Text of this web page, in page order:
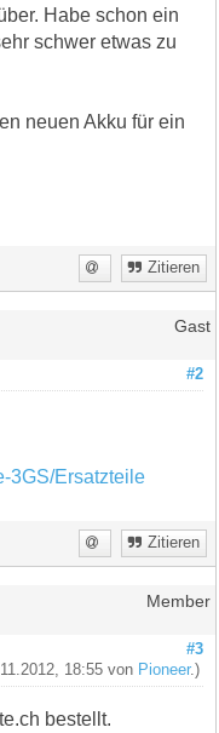
Habe schon ein
schwer etwas zu
neuen Akku für ein
Zitieren
Gast
#2
3GS/Ersatzteile
Zitieren
Member
#3
18:55 von Pioneer.)
bestellt.